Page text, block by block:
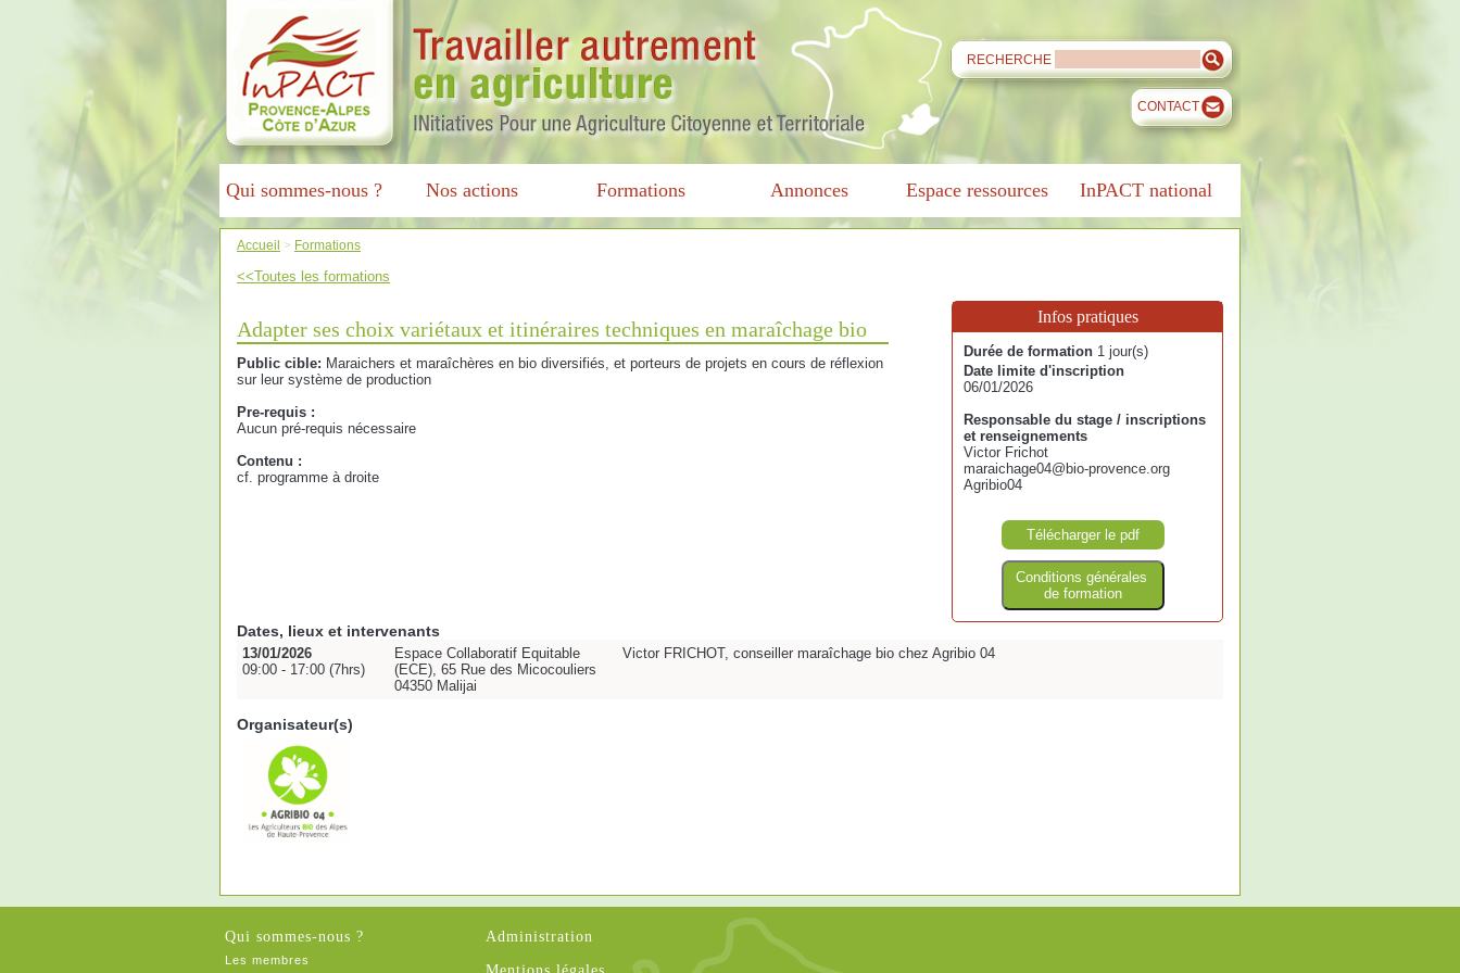
RECHERCHE
CONTACT
Qui sommes-nous ? Nos actions Formations Annonces Espace ressources InPACT national
Accueil > Formations
<<Toutes les formations
Adapter ses choix variétaux et itinéraires techniques en maraîchage bio
Public cible: Maraichers et maraîchères en bio diversifiés, et porteurs de projets en cours de réflexion
sur leur système de production
Pre-requis :
Aucun pré-requis nécessaire
Contenu :
cf. programme à droite
Infos pratiques
Durée de formation 1 jour(s)
Date limite d'inscription
06/01/2026
Responsable du stage / inscriptions
et renseignements
Victor Frichot
maraichage04@bio-provence.org
Agribio04
Télécharger le pdf
Conditions générales
de formation
Dates, lieux et intervenants
13/01/2026
09:00 - 17:00 (7hrs)
Espace Collaboratif Equitable
(ECE), 65 Rue des Micocouliers
04350 Malijai
Victor FRICHOT, conseiller maraîchage bio chez Agribio 04
Organisateur(s)
Qui sommes-nous ?
Les membres
Administration